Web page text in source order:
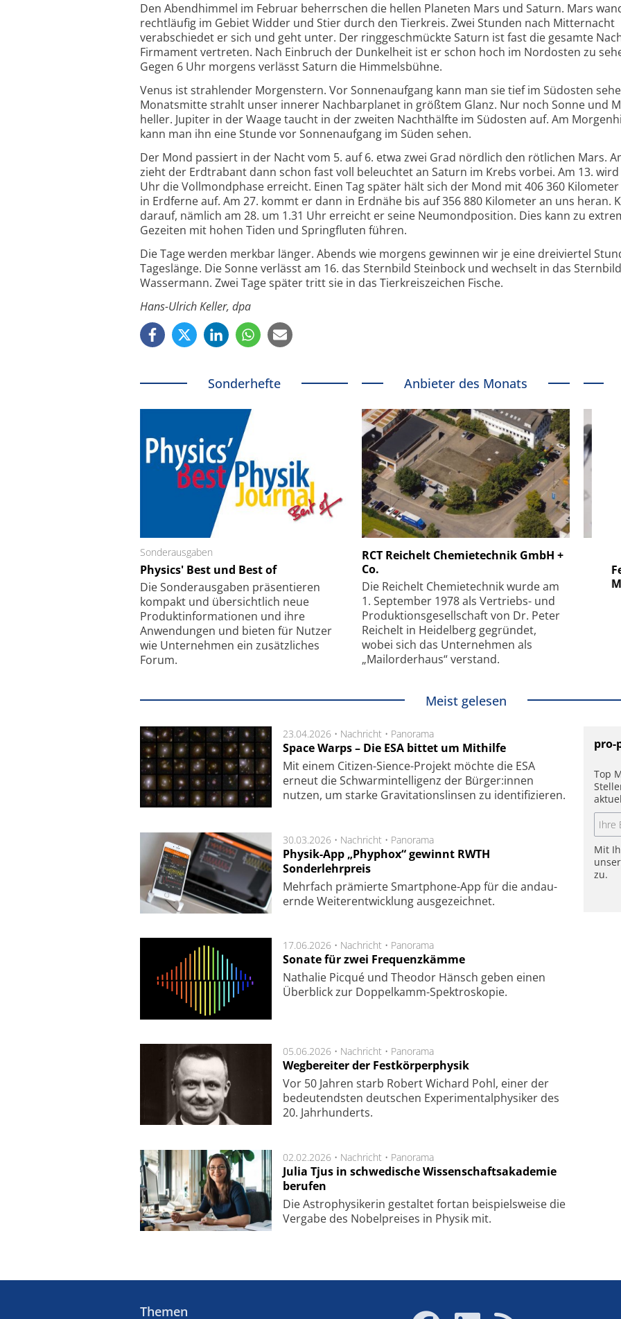
Den Abendhimmel im Februar beherrschen die hellen Planeten Mars und Saturn. Mars
rechtläufig im Gebiet Widder und Stier durch den Tierkreis. Zwei Stunden nach Mitternacht
verabschiedet er sich und geht unter. Der ringgeschmückte Saturn ist fast die gesamte
Firmament vertreten. Nach Einbruch der Dunkelheit ist er schon hoch im Nordosten zu
Gegen 6 Uhr morgens verlässt Saturn die Himmelsbühne.
Venus ist strahlender Morgenstern. Vor Sonnenaufgang kann man sie tief im Südosten
Monatsmitte strahlt unser innerer Nachbarplanet in größtem Glanz. Nur noch Sonne und
heller. Jupiter in der Waage taucht in der zweiten Nachthälfte im Südosten auf. Am
kann man ihn eine Stunde vor Sonnenaufgang im Süden sehen.
Der Mond passiert in der Nacht vom 5. auf 6. etwa zwei Grad nördlich den rötlichen Mars.
zieht der Erdtrabant dann schon fast voll beleuchtet an Saturn im Krebs vorbei. Am 13. wird
Uhr die Vollmondphase erreicht. Einen Tag später hält sich der Mond mit 406 360
in Erdferne auf. Am 27. kommt er dann in Erdnähe bis auf 356 880 Kilometer an uns heran.
darauf, nämlich am 28. um 1.31 Uhr erreicht er seine Neumondposition. Dies kann zu
Gezeiten mit hohen Tiden und Springfluten führen.
Die Tage werden merkbar länger. Abends wie morgens gewinnen wir je eine dreiviertel
Tageslänge. Die Sonne verlässt am 16. das Sternbild Steinbock und wechselt in das Sternbild
Wassermann. Zwei Tage später tritt sie in das Tierkreiszeichen Fische.
Hans-Ulrich Keller, dpa
Sonderhefte
Sonderausgaben
Physics' Best und Best of
Die Sonder­ausgaben präsentieren
kompakt und übersichtlich neue
Produkt­informationen und ihre
Anwendungen und bieten für Nutzer
wie Unternehmen ein zusätzliches
Forum.
Anbieter des Monats
RCT Reichelt Chemietechnik GmbH +
Co.
Die Reichelt Chemietechnik wurde am
1. September 1978 als Vertriebs- und
Produktionsgesellschaft von Dr. Peter
Reichelt in Heidelberg gegründet,
wobei sich das Unternehmen als
„Mailorderhaus“ verstand.
Faserkoppler mit Super-
Feinfokussierungsmechanismus
SmarAct GmbH
kleinstem Raum
Meist gelesen
23.04.2026 • Nachricht • Panorama
Space Warps – Die ESA bittet um Mithilfe
Mit einem Citizen-Sience-Projekt möchte die ESA
erneut die Schwarmintelligenz der Bürger:innen
nutzen, um starke Gravitationslinsen zu identifizieren.
30.03.2026 • Nachricht • Panorama
Physik-App „Phyphox“ gewinnt RWTH
Sonderlehrpreis
Mehr­fach prä­mier­te Smart­phone-App für die an­dau­
ern­de Wei­ter­ent­wick­lung aus­ge­zeich­net.
17.06.2026 • Nachricht • Panorama
Sonate für zwei Frequenzkämme
Nathalie Picqué und Theodor Hänsch geben einen
Überblick zur Doppelkamm-Spektroskopie.
05.06.2026 • Nachricht • Panorama
Wegbereiter der Festkörperphysik
Vor 50 Jahren starb Robert Wichard Pohl, einer der
bedeutendsten deutschen Experimentalphysiker des
20. Jahrhunderts.
02.02.2026 • Nachricht • Panorama
Julia Tjus in schwedische Wissenschaftsakademie
berufen
Die Astro­physi­kerin ge­stal­tet fort­an bei­spiels­wei­se die
Ver­ga­be des Nobel­prei­ses in Phy­sik mit.
pro-
Top
Mit
zu.
Themen